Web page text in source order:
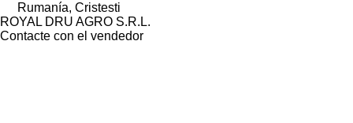
Rumanía, Cristesti
ROYAL DRU AGRO S.R.L.
Contacte con el vendedor